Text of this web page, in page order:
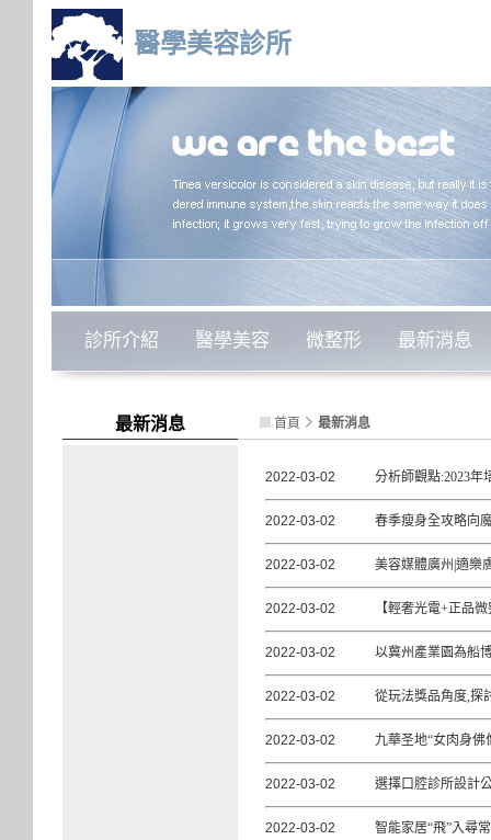
醫學美容診所
診所介紹 醫學美容 微整形 最新消息
最新消息 首頁 最新消息
2022-03-02 分析師觀點:2023年
2022-03-02 春季瘦身全攻略向
2022-03-02 美容媒體廣州|適樂
2022-03-02 【輕奢光電+正品
2022-03-02 以冀州產業園為船
2022-03-02 從玩法獎品角度,探
2022-03-02 九華圣地“女肉身
2022-03-02 選擇口腔診所設計
2022-03-02 智能家居“飛”入尋